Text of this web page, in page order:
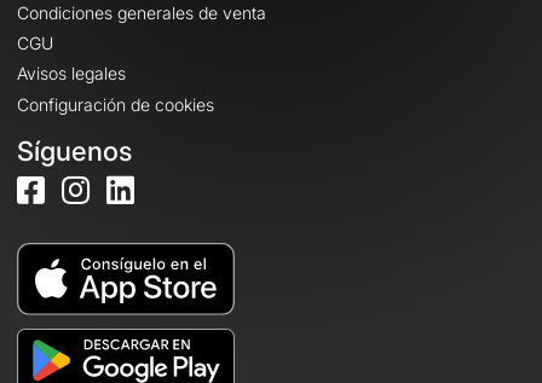
Condiciones generales de venta
CGU
Avisos legales
Configuración de cookies
Síguenos